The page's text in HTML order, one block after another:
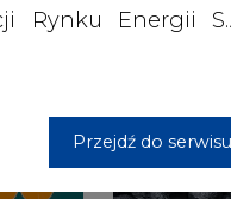
Rynku Energii
Przejdź do serwisu